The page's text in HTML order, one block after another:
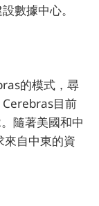
數據中心。
的模式，尋
Cerebras目前
隨著美國和中
自中東的資